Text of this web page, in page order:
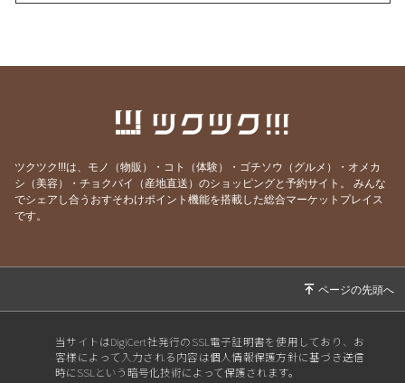
とは？
ました💦
も怖くなくなります
2026/07/13世界を照らす《灯火》は私自身だった
2026/06/30自分のことが一番わからない
2026/06/29そりゃ売れないわけだ(苦笑)
2026/06/21「欲しい」を手放せば、願いは叶う
ツクツク!!!は、モノ（物販）・コト（体験）・ゴチソウ（グルメ）・オメカ
シ（美容）・チョクバイ（産地直送）のショッピングと予約サイト。
みんな
でシェアし合うおすそわけポイント機能を搭載した総合マーケットプレイス
です。
当サイトはDigiCert社発行のSSL電子証明書を使用しており、お
客様によって入力される内容は個人情報保護方針に基づき送信
時にSSLという暗号化技術によって保護されます。